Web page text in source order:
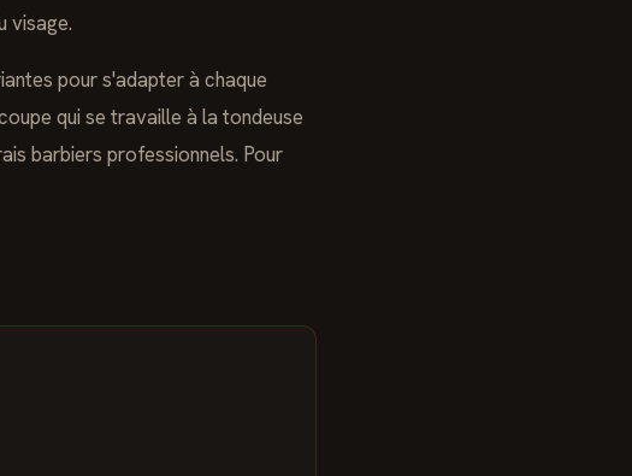
visage.
pour s'adapter à chaque
qui se travaille à la tondeuse
barbiers professionnels. Pour